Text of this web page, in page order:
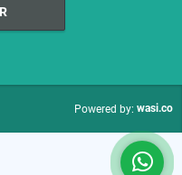
Powered by: wasi.co